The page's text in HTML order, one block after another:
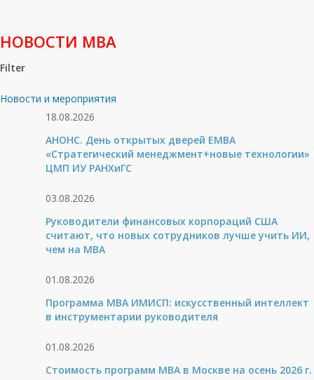
НОВОСТИ МВА
Filter
Новости и мероприятия
18.08.2026
АНОНС. День открытых дверей ЕМВА
«Стратегический менеджмент+новые технологии»
ЦМП ИУ РАНХиГС
03.08.2026
Руководители финансовых корпораций США
считают, что новых сотрудников лучше учить ИИ,
чем на МВА
01.08.2026
Программа MBA ИМИСП: искусственный интеллект
в инструментарии руководителя
01.08.2026
Стоимость программ MBA в Москве на осень 2026 г.